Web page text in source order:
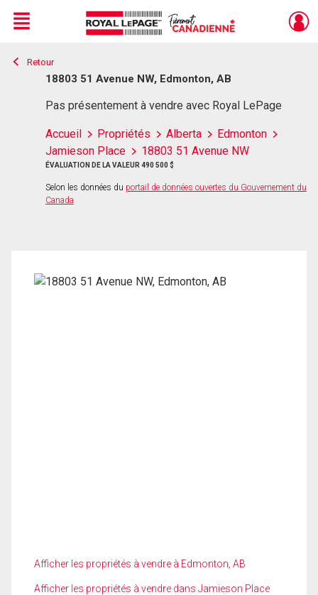
Live
En Direct
Menu
Retour
18803 51 Avenue NW, Edmonton, AB
Pas présentement à vendre avec Royal LePage
Accueil Propriétés Alberta
Edmonton
Jamieson Place
18803 51 Avenue NW
ÉVALUATION DE LA VALEUR 490 500 $
Selon les données du portail de données ouvertes du Gouvernement du
Canada
Afficher les propriétés à vendre à Edmonton, AB
Afficher les propriétés à vendre dans Jamieson Place